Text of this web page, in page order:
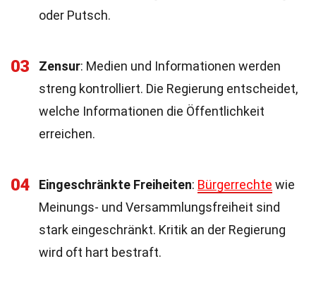
oder Putsch.
03 Zensur: Medien und Informationen werden
streng kontrolliert. Die Regierung entscheidet,
welche Informationen die Öffentlichkeit
erreichen.
04 Eingeschränkte Freiheiten: Bürgerrechte wie
Meinungs- und Versammlungsfreiheit sind
stark eingeschränkt. Kritik an der Regierung
wird oft hart bestraft.